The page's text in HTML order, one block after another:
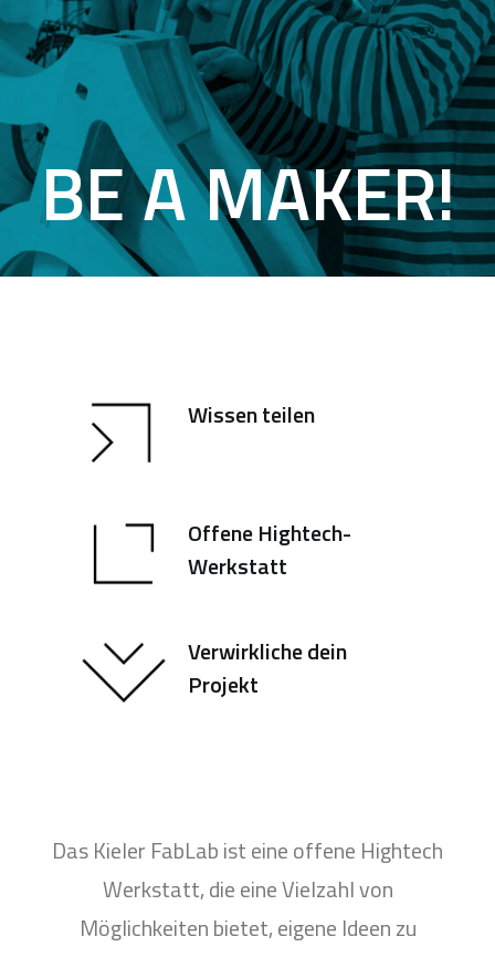
BE A MAKER!
Wissen teilen
Offene Hightech-
Werkstatt
Verwirkliche dein
Projekt
Das Kieler FabLab ist eine offene Hightech
Werkstatt, die eine Vielzahl von
Möglichkeiten bietet, eigene Ideen zu